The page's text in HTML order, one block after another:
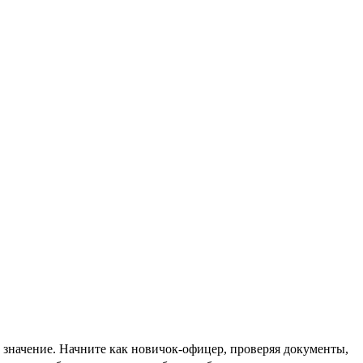
Начните как новичок-офицер, проверяя документы,